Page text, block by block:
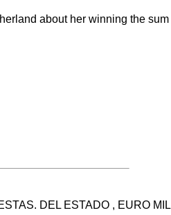
about her winning the
DEL ESTADO , EURO